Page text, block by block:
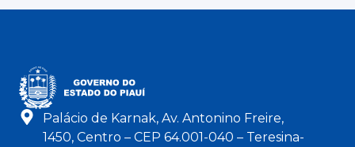
Palácio de Karnak, Av. Antonino Freire,
1450, Centro – CEP 64.001-040 – Teresina-